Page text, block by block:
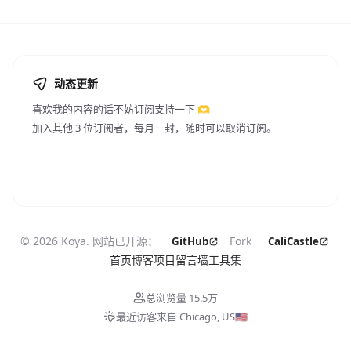
动态更新
喜欢我的内容的话不妨订阅支持一下 🫶
加入其他3位订阅者， 每月一封，随时可以取消订阅。
©2026 Koya. 网站已开源： GitHub Fork CaliCastle
首页博客项目留言墙工具集
总浏览量 15.5万
最近访客来自 Chicago, US🇺🇸